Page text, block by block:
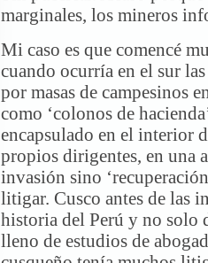
marginales, los mineros
Mi caso es que comencé
cuando ocurría en el sur
por masas de campesinos
como ‘colonos de
encapsulado en el interior
propios dirigentes, en una
invasión sino
litigar. Cusco antes de las
historia del Perú y no solo
lleno de estudios de